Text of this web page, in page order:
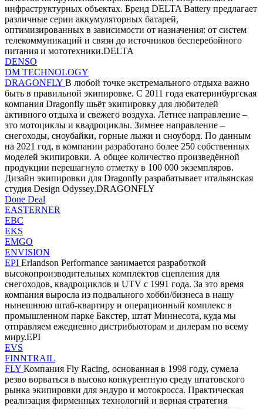
инфраструктурных объектах. Бренд DELTA Battery предлагает
различные серии аккумуляторных батарей,
оптимизированных в зависимости от назначения: от систем
телекоммуникаций и связи до источников бесперебойного
питания и мототехники.DELTA
DENSO
DM TECHNOLOGY
DRAGONFLY В любой точке экстремального отдыха важно
быть в правильной экипировке. С 2011 года екатеринбургская
компания Dragonfly шьёт экипировку для любителей
активного отдыха и свежего воздуха. Летнее направление –
это мотоциклы и квадроциклы. Зимнее направление –
снегоходы, сноубайки, горные лыжи и сноуборд. По данным
на 2021 год, в компании разработано более 250 собственных
моделей экипировки. А общее количество произведённой
продукции перешагнуло отметку в 100 000 экземпляров.
Дизайн экипировки для Dragonfly разрабатывает итальянская
студия Design Odyssey.DRAGONFLY
Done Deal
EASTERNER
EBC
EKS
EMGO
ENVISION
EPI Erlandson Performance занимается разработкой
высокопроизводительных комплектов сцепления для
снегоходов, квадроциклов и UTV с 1991 года. За это время
компания выросла из подвального хобби/бизнеса в нашу
нынешнюю штаб-квартиру и операционный комплекс в
промышленном парке Бакстер, штат Миннесота, куда мы
отправляем ежедневно дистрибьюторам и дилерам по всему
миру.EPI
EVS
FINNTRAIL
FLY Компания Fly Racing, основанная в 1998 году, сумела
резво ворваться в высоко конкурентную среду штатовского
рынка экипировки для эндуро и мотокросса. Практическая
реализация фирменных технологий и верная стратегия